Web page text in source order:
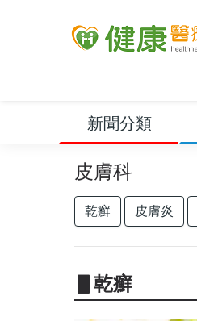
新聞分類
皮膚科
乾癬 皮膚炎
▋乾癬